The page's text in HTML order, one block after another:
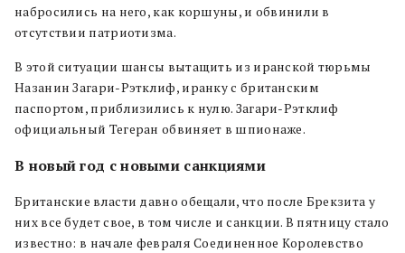
набросились на него, как коршуны, и обвинили в
отсутствии патриотизма.
В этой ситуации шансы вытащить из иранской тюрьмы
Назанин Загари-Рэтклиф, иранку с британским
паспортом, приблизились к нулю. Загари-Рэтклиф
официальный Тегеран обвиняет в шпионаже.
В новый год с новыми санкциями
Британские власти давно обещали, что после Брекзита у
них все будет свое, в том числе и санкции. В пятницу стало
известно: в начале февраля Соединенное Королевство